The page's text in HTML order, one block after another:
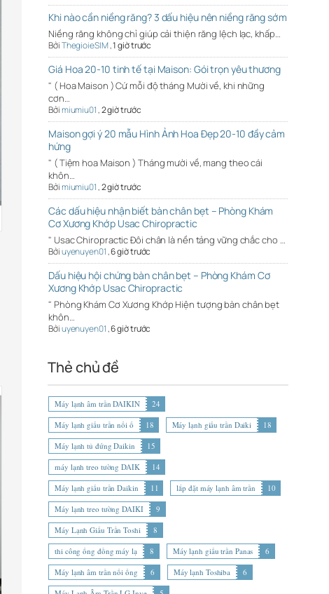
Khi nào cần niềng răng? 3 dấu hiệu nên niềng răng sớm
Niềng răng không chỉ giúp cải thiện răng lệch lạc, khấp…
BởiThegioieSIM,1 giờ trước
Giá Hoa 20-10 tinh tế tại Maison: Gói trọn yêu thương
" ( Hoa Maison ) Cứ mỗi độ tháng Mười về, khi những
cơn…
Bởimiumiu01,2 giờ trước
Maison gợi ý 20 mẫu Hình Ảnh Hoa Đẹp 20-10 đầy cảm
hứng
" ( Tiệm hoa Maison ) Tháng mười về, mang theo cái
khôn…
Bởimiumiu01,2 giờ trước
Các dấu hiệu nhận biết bàn chân bẹt – Phòng Khám
Cơ Xương Khớp Usac Chiropractic
" Usac Chiropractic Đôi chân là nền tảng vững chắc cho …
Bởiuyenuyen01,6 giờ trước
Dấu hiệu hội chứng bàn chân bẹt – Phòng Khám Cơ
Xương Khớp Usac Chiropractic
" Phòng Khám Cơ Xương Khớp Hiện tượng bàn chân bẹt
khôn…
Bởiuyenuyen01,6 giờ trước
Thẻ chủ đề
Máy lạnh âm trần DAIKIN
24
Máy lạnh giấu trần nối ố
18 Máy lạnh giấu trần Daiki
18
Máy lạnh tủ đứng Daikin
15
máy lạnh treo tường DAIK
14
Máy lạnh giấu trần Daikin
11 lắp đặt máy lạnh âm trần
10
Máy lạnh treo tường DAIKI
9
Máy Lạnh Giấu Trần Toshi
8
thi công ống đồng máy lạ
8 Máy lạnh giấu trần Panas
6
Máy lạnh âm trần nối ống
6 Máy lạnh Toshiba
6